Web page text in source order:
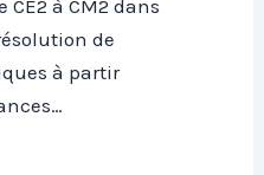
CE2 à CM2 dans
de
à partir